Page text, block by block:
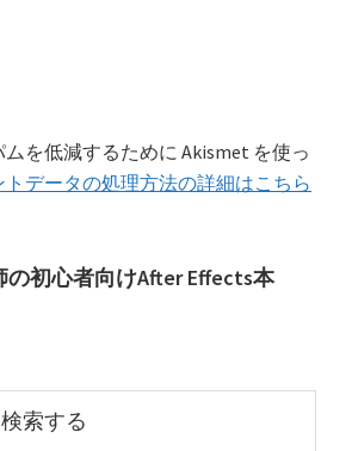
を低減するために Akismet を使っ
トデータの処理方法の詳細はこちら
の初心者向けAfter Effects本